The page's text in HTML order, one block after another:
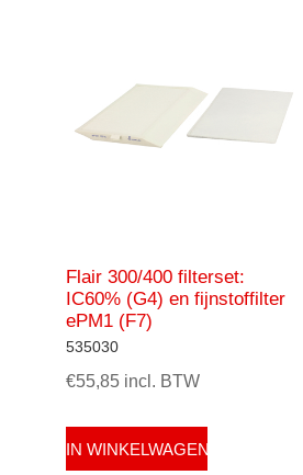
Flair 300/400 filterset:
IC60% (G4) en fijnstoffilter
ePM1 (F7)
535030
€55,85 incl. BTW